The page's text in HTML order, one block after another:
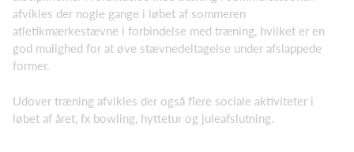
afvikles der nogle gange i løbet af sommeren
atletikmærkestævne i forbindelse med træning, hvilket er en
god mulighed for at øve stævnedeltagelse under afslappede
former.
Udover træning afvikles der også flere sociale aktiviteter i
løbet af året, fx bowling, hyttetur og juleafslutning.